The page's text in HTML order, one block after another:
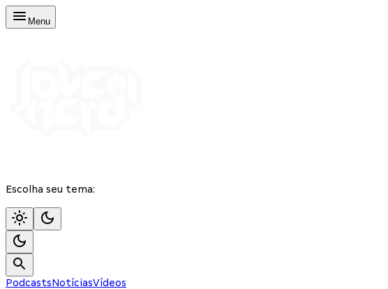
Menu
Escolha seu tema:
PodcastsNotíciasVídeos